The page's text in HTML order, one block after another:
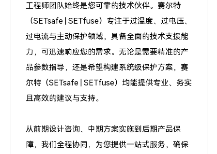
工程师团队始终是您可靠的技术伙伴。赛尔特
（SETsafe | SETfuse）专注于过温度、过电压、
过电流与主动保护领域，具备全面的技术支援能
力，可迅速响应您的需求。无论是需要精准的产
品参数指导，还是希望构建系统级保护方案，赛
尔特（SETsafe | SETfuse）均能提供专业、务实
且高效的建议与支持。
从前期设计咨询、中期方案实施到后期产品保
障，我们全程协同，为您提供一站式服务，确保